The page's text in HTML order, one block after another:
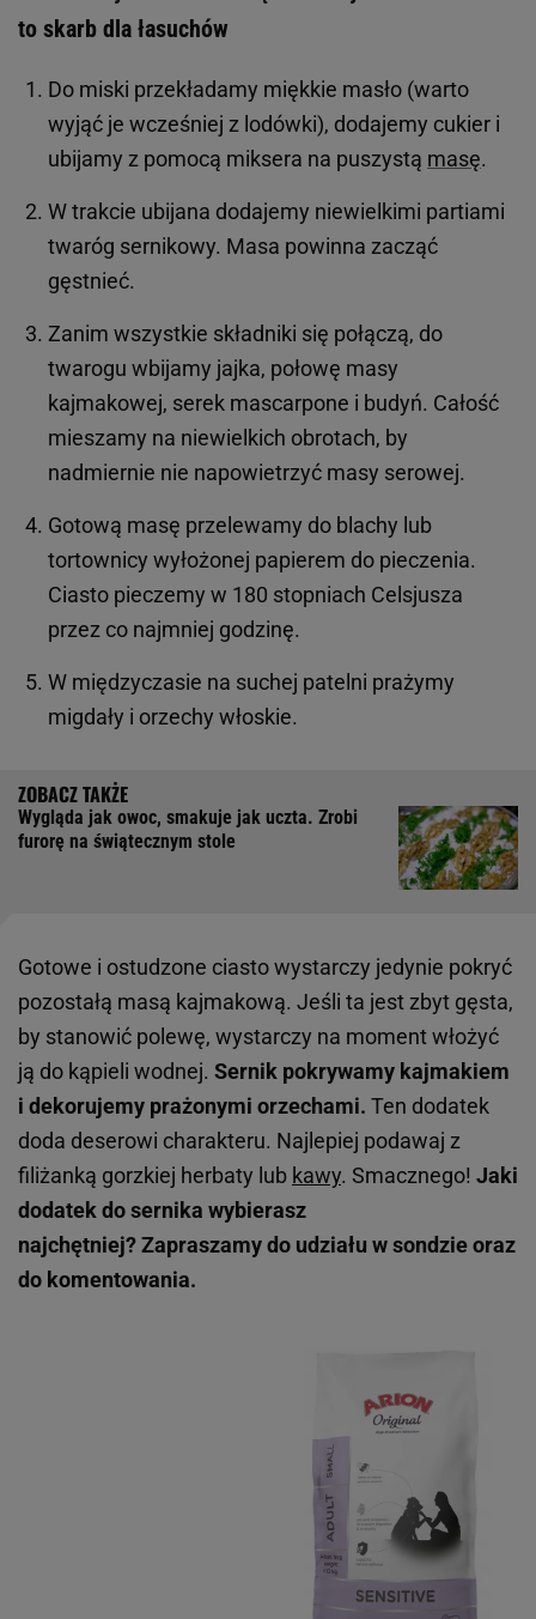
to skarb dla łasuchów
Do miski przekładamy miękkie masło (warto
wyjąć je wcześniej z lodówki), dodajemy cukier i
ubijamy z pomocą miksera na puszystą masę.
W trakcie ubijana dodajemy niewielkimi partiami
twaróg sernikowy. Masa powinna zacząć
gęstnieć.
Zanim wszystkie składniki się połączą, do
twarogu wbijamy jajka, połowę masy
kajmakowej, serek mascarpone i budyń. Całość
mieszamy na niewielkich obrotach, by
nadmiernie nie napowietrzyć masy serowej.
Gotową masę przelewamy do blachy lub
tortownicy wyłożonej papierem do pieczenia.
Ciasto pieczemy w 180 stopniach Celsjusza
przez co najmniej godzinę.
W międzyczasie na suchej patelni prażymy
migdały i orzechy włoskie.
Wygląda jak owoc, smakuje jak uczta. Zrobi
furorę na świątecznym stole
Gotowe i ostudzone ciasto wystarczy jedynie pokryć
pozostałą masą kajmakową. Jeśli ta jest zbyt gęsta,
by stanowić polewę, wystarczy na moment włożyć
ją do kąpieli wodnej. Sernik pokrywamy kajmakiem
i dekorujemy prażonymi orzechami. Ten dodatek
doda deserowi charakteru. Najlepiej podawaj z
filiżanką gorzkiej herbaty lub kawy. Smacznego! Jaki
dodatek do sernika wybierasz
najchętniej? Zapraszamy do udziału w sondzie oraz
do komentowania.